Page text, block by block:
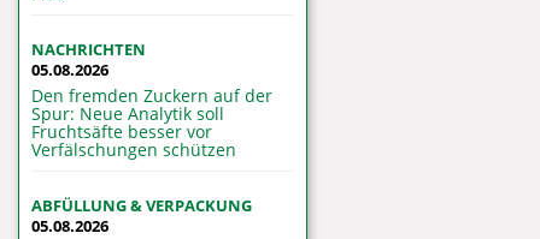
NACHRICHTEN
05.08.2026
Den fremden Zuckern auf der
Spur: Neue Analytik soll
Fruchtsäfte besser vor
Verfälschungen schützen
ABFÜLLUNG & VERPACKUNG
05.08.2026